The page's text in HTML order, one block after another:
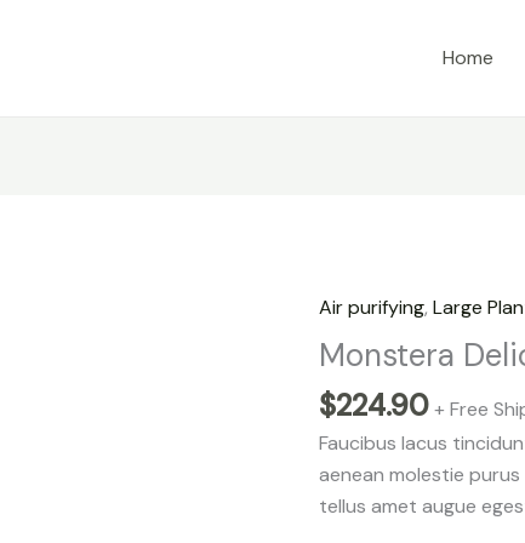
Home
Air purifying,Large
Monstera
$224.90 + Free
Faucibus lacus
aenean molestie
tellus amet augue